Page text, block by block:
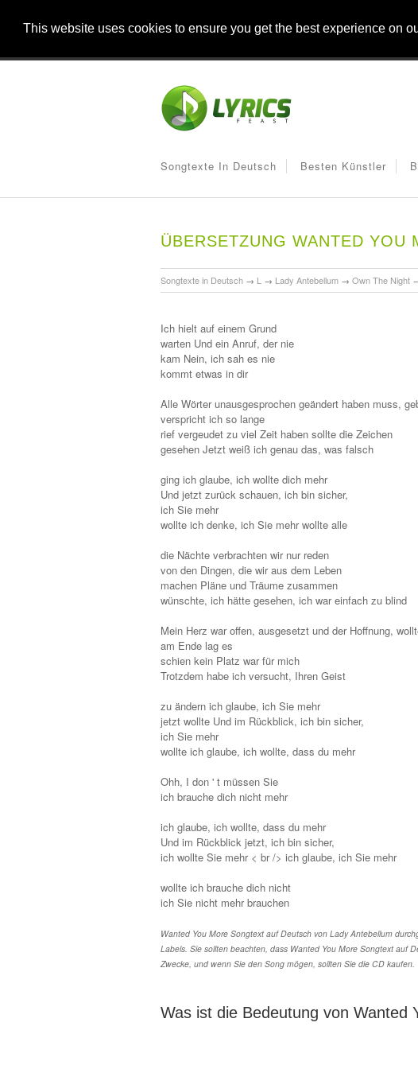
This website uses cookies to ensure you get the best experience on
Songtexte In Deutsch Besten Künstler
ÜBERSETZUNG WANTED YOU
Songtexte in Deutsch → L → Lady Antebellum → Own The Night
Ich hielt auf einem Grund
warten Und ein Anruf, der nie
kam Nein, ich sah es nie
kommt etwas in dir
Alle Wörter unausgesprochen geändert haben muss,
verspricht ich so lange
rief vergeudet zu viel Zeit haben sollte die Zeichen
gesehen Jetzt weiß ich genau das, was falsch
ging ich glaube, ich wollte dich mehr
Und jetzt zurück schauen, ich bin sicher,
ich Sie mehr
wollte ich denke, ich Sie mehr wollte alle
die Nächte verbrachten wir nur reden
von den Dingen, die wir aus dem Leben
machen Pläne und Träume zusammen
wünschte, ich hätte gesehen, ich war einfach zu blind
Mein Herz war offen, ausgesetzt und der Hoffnung,
am Ende lag es
schien kein Platz war für mich
Trotzdem habe ich versucht, Ihren Geist
zu ändern ich glaube, ich Sie mehr
jetzt wollte Und im Rückblick, ich bin sicher,
ich Sie mehr
wollte ich glaube, ich wollte, dass du mehr
Ohh, I don ' t müssen Sie
ich brauche dich nicht mehr
ich glaube, ich wollte, dass du mehr
Und im Rückblick jetzt, ich bin sicher,
ich wollte Sie mehr < br /> ich glaube, ich Sie mehr
wollte ich brauche dich nicht
ich Sie nicht mehr brauchen
Wanted You More Songtext auf Deutsch von Lady Antebellum
Labels. Sie sollten beachten, dass Wanted You More Songtext auf
Zwecke, und wenn Sie den Song mögen, sollten Sie die CD kaufen.
Was ist die Bedeutung von Wanted